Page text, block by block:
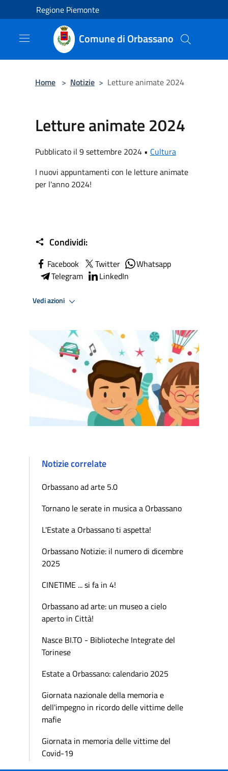
Salta al contenuto principale
Regione Piemonte
Comune di Orbassano
Home > Notizie > Letture animate 2024
Letture animate 2024
Pubblicato il 9 settembre 2024 • Cultura
I nuovi appuntamenti con le letture animate
per l'anno 2024!
Condividi:
Facebook Twitter
Whatsapp
Telegram
LinkedIn
Vedi azioni
Notizie correlate
Orbassano ad arte 5.0
Tornano le serate in musica a Orbassano
L'Estate a Orbassano ti aspetta!
Orbassano Notizie: il numero di dicembre
2025
CINETIME ... si fa in 4!
Orbassano ad arte: un museo a cielo
aperto in Città!
Nasce BI.TO - Biblioteche Integrate del
Torinese
Estate a Orbassano: calendario 2025
Giornata nazionale della memoria e
dell'impegno in ricordo delle vittime delle
mafie
Giornata in memoria delle vittime del
Covid-19